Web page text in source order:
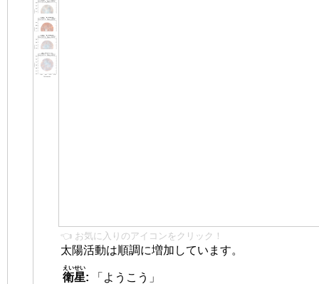
👈 お気に入りのアイコンをクリック！
太陽活動は順調に増加しています。
衛星
えいせい
:
「ようこう」